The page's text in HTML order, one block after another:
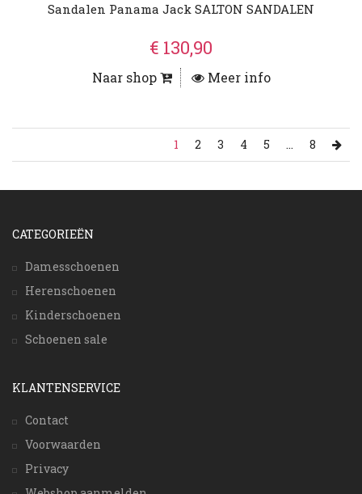
Sandalen Panama Jack SALTON SANDALEN
€ 130,90
Naar shop Meer info
1 2 3 4 5 ... 8
CATEGORIEËN
Damesschoenen
Herenschoenen
Kinderschoenen
Schoenen sale
KLANTENSERVICE
Contact
Voorwaarden
Privacy